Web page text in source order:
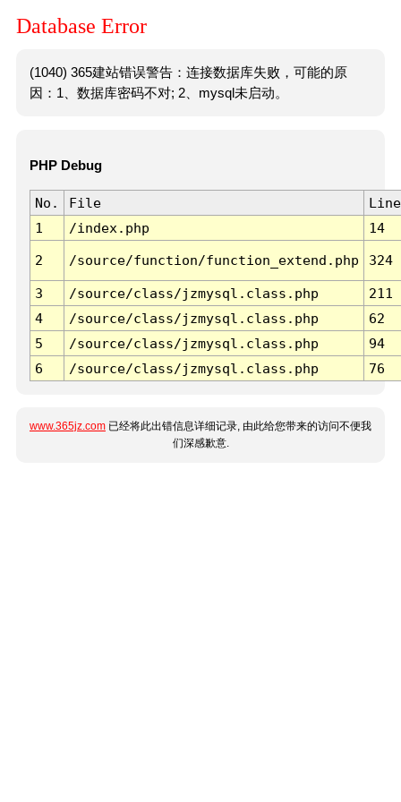
Database Error
(1040) 365建站错误警告：连接数据库失败，可能的原
因：1、数据库密码不对; 2、mysql未启动。
PHP Debug
No. File
Line
1
/index.php 14
2 /source/function/function_extend.php 324
3 /source/class/jzmysql.class.php
211
4
/source/class/jzmysql.class.php
62
5
/source/class/jzmysql.class.php
94
6
/source/class/jzmysql.class.php 76
www.365jz.com 已经将此出错信息详细记录, 由此给您带来的访问不便我
们深感歉意.